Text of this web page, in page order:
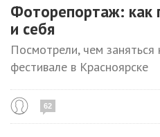
Фоторепортаж: как
и себя
Посмотрели, чем заняться
фестивале в Красноярске
62